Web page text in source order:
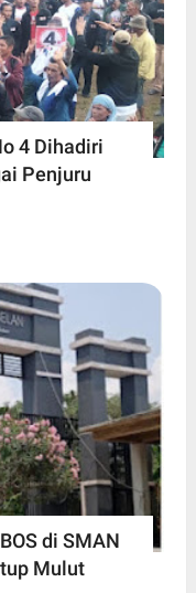
4 Dihadiri
Penjuru
di SMAN
Mulut